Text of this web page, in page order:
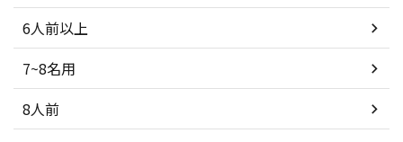
6人前以上
7~8名用
8人前